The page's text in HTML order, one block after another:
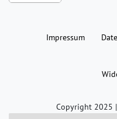
Impressum
Copyright 2025